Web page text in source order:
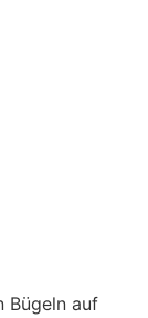
Bügeln auf